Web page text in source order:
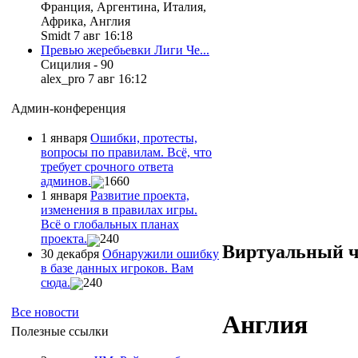
Франция, Аргентина, Италия,
Африка, Англия
Smidt 7 авг 16:18
Превью жеребьевки Лиги Че...
Сицилия - 90
alex_pro 7 авг 16:12
Админ-конференция
1 января Ошибки, протесты,
вопросы по правилам. Всё, что
требует срочного ответа
админов.
1660
1 января Развитие проекта,
изменения в правилах игры.
Всё о глобальных планах
проекта.
240
30 декабря Обнаружили ошибку
в базе данных игроков. Вам
сюда.
240
Все новости
Полезные ссылки
Виртуальный
Англия